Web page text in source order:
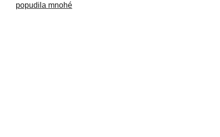
popudila mnohé